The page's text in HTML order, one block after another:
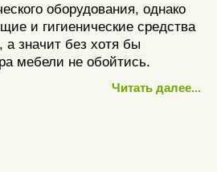
оборудования, однако
и гигиенические средства
а значит без хотя бы
мебели не обойтись.
Читать далее...